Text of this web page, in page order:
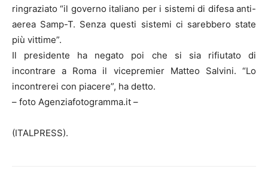
ringraziato “il governo italiano per i sistemi di difesa anti-
aerea Samp-T. Senza questi sistemi ci sarebbero state
più vittime”.
Il presidente ha negato poi che si sia rifiutato di
incontrare a Roma il vicepremier Matteo Salvini. “Lo
incontrerei con piacere”, ha detto.
– foto Agenziafotogramma.it –
(ITALPRESS).